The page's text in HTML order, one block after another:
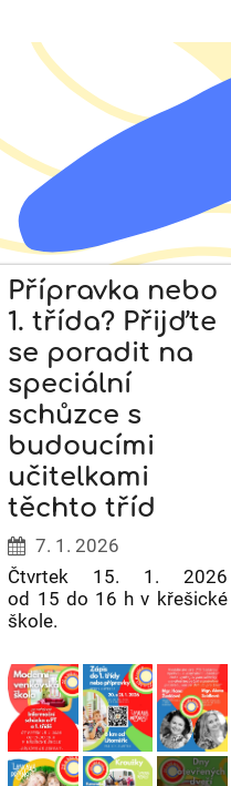
Přípravka nebo
1. třída? Přijďte
se poradit na
speciální
schůzce s
budoucími
učitelkami
těchto tříd
7. 1. 2026
Čtvrtek 15. 1. 2026
od 15 do 16 h v křešické
škole.